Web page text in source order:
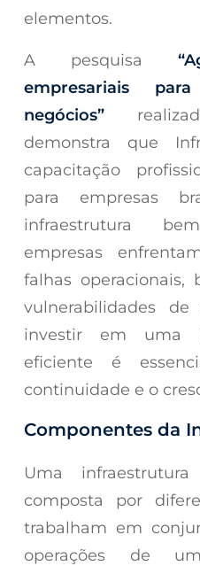
elementos.
A pesquisa
empresariais
negócios”
demonstra que
capacitação
para empresas
infraestrutura
empresas
falhas operacionais,
vulnerabilidades de
investir em uma
eficiente é
continuidade e o
Componentes da
Uma
composta por
trabalham em
operações de